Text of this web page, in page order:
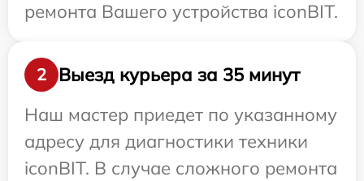
ремонта Вашего устройства iconBIT.
2
Выезд курьера за 35 минут
Наш мастер приедет по указанному
адресу для диагностики техники
iconBIT. В случае сложного ремонта